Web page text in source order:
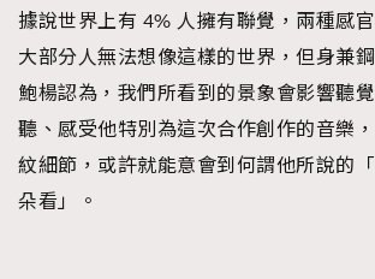
據說世界上有 4% 人擁有聯覺，兩種感
大部分人無法想像這樣的世界，但身兼
鮑楊認為，我們所看到的景象會影響聽
聽、感受他特別為這次合作創作的音樂
紋細節，或許就能意會到何謂他所說的
朵看」。